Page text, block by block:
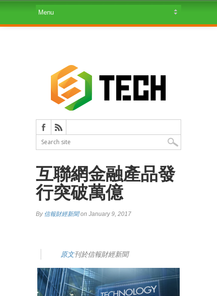
互聯網金融產品發
行突破萬億
By 信報財經新聞on January 9, 2017
原文刊於信報財經新聞